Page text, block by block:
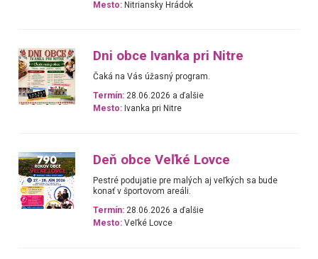
Mesto: Nitriansky Hrádok
Dni obce Ivanka pri Nitre
Čaká na Vás úžasný program.
Termín: 28.06.2026 a ďalšie
Mesto: Ivanka pri Nitre
Deň obce Veľké Lovce
Pestré podujatie pre malých aj veľkých sa bude
konať v športovom areáli.
Termín: 28.06.2026 a ďalšie
Mesto: Veľké Lovce